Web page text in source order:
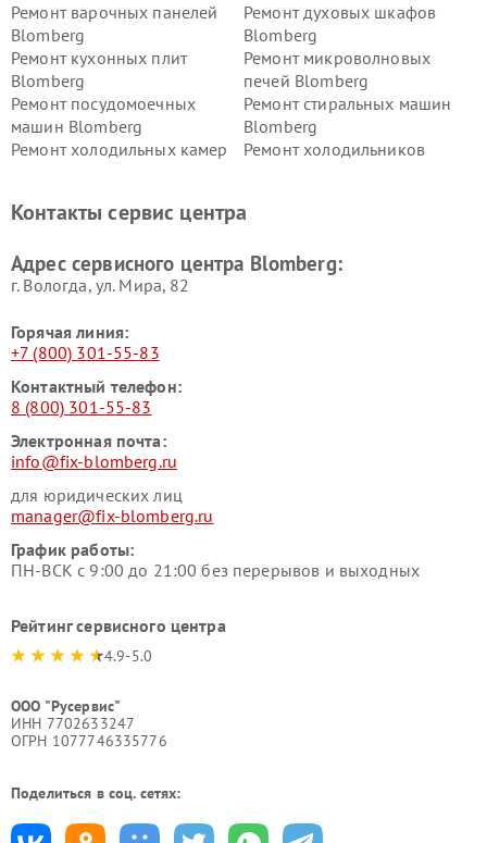
Ремонт варочных панелей
Blomberg
Ремонт духовых шкафов
Blomberg
Ремонт кухонных плит
Blomberg
Ремонт микроволновых
печей Blomberg
Ремонт посудомоечных
машин Blomberg
Ремонт стиральных машин
Blomberg
Ремонт холодильных камер
Ремонт холодильников
Контакты сервис центра
Адрес сервисного центра Blomberg:
г. Вологда, ул. Мира, 82
Горячая линия:
+7 (800) 301-55-83
Контактный телефон:
8 (800) 301-55-83
Электронная почта:
info@fix-blomberg.ru
для юридических лиц
manager@fix-blomberg.ru
График работы:
ПН-ВСК с 9:00 до 21:00 без перерывов и выходных
Рейтинг сервисного центра
4.9-5.0
ООО "Русервис"
ИНН 7702633247
ОГРН 1077746335776
Поделиться в соц. сетях: